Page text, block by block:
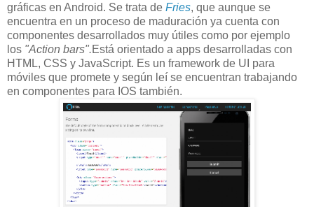
gráficas en Android. Se trata de Fries, que aunque se
encuentra en un proceso de maduración ya cuenta con
componentes desarrollados muy útiles como por ejemplo
los "Action bars".Está orientado a apps desarrolladas con
HTML, CSS y JavaScript. Es un framework de UI para
móviles que promete y según leí se encuentran trabajando
en componentes para IOS también.